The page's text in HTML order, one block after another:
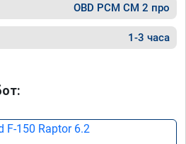
OBD PCM СМ 2 про
1-3 часа